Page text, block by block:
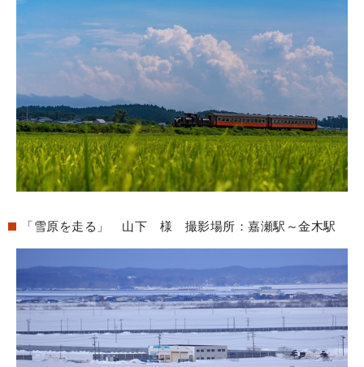
「雪原を走る」 山下 様 撮影場所：嘉瀬駅～金木駅